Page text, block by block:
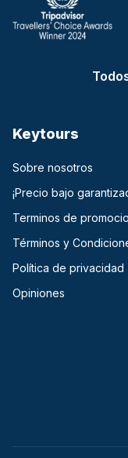
Keytours
Sobre nosotros
¡Precio bajo
Terminos de
Términos y
Política de privacidad
Opiniones